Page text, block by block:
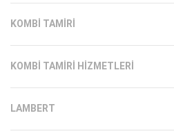
KOMBI TAMIRI
KOMBI TAMIRI HIZMETLERI
LAMBERT